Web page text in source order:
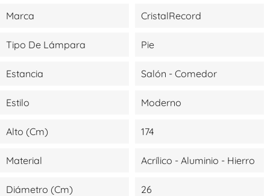
Marca CristalRecord
Tipo De Lámpara Pie
Estancia Salón - Comedor
Estilo Moderno
Alto (cm) 174
Material Acrílico - Aluminio - Hierro
Diámetro (cm) 26